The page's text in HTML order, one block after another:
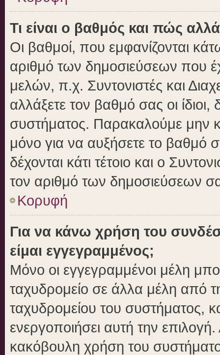
Τι είναι ο βαθμός και πώς
Οι βαθμοί, που εμφανίζονται
αριθμό των δημοσιεύσεων που
μελών, π.χ. Συντονιστές και
αλλάξετε τον βαθμό σας οι ίδιοι,
συστήματος. Παρακαλούμε μην
μόνο για να αυξήσετε το βαθμό
δέχονται κάτι τέτοιο και ο
τον αριθμό των δημοσιεύσεων
Κορυφή
Για να κάνω χρήση του
είμαι εγγεγραμμένος;
Μόνο οι εγγεγραμμένοι μέλη
ταχυδρομείο σε άλλα μέλη από
ταχυδρομείου του συστήματος,
ενεργοποιήσει αυτή την
κακόβουλη χρήση του